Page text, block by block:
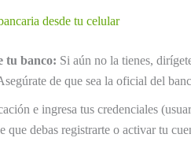
desde tu celular
tu banco: Si aún no la tienes,
de que sea la oficial del
e ingresa tus credenciales
que debas registrarte o activar tu